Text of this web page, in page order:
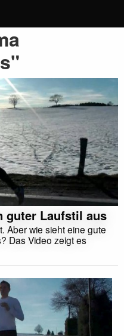
guter Laufstil aus
Aber wie sieht eine gute
Das Video zeigt es